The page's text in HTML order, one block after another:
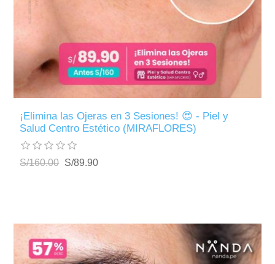
¡Elimina las Ojeras en 3 Sesiones! 😍 - Piel y
Salud Centro Estético (MIRAFLORES)
S/160.00 S/89.90